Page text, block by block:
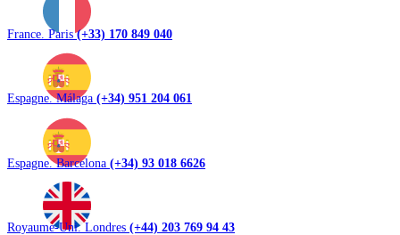
France. Paris(+33) 170 849 040
Espagne. Málaga (+34) 951 204 061
Espagne. Barcelona (+34) 93 018 6626
Royaume-Uni. Londres (+44) 203 769 94 43